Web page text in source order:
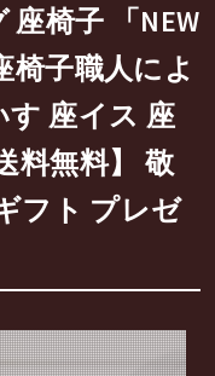
椅子 「NEW
椅子職人によ
座イス 座
料無料】 敬
フト プレゼ